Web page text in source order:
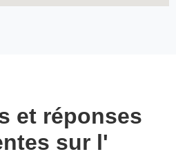
et réponses
sur l'